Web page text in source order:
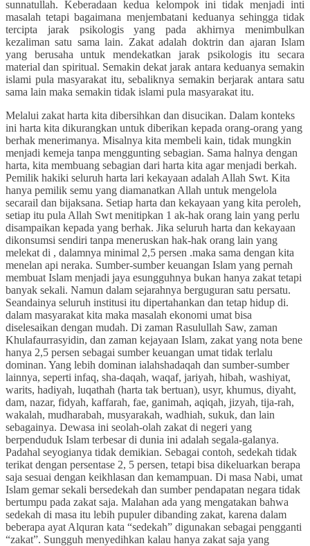
sunnatullah. Keberadaan kedua kelompok ini tidak menjadi inti
masalah tetapi bagaimana menjembatani keduanya sehingga tidak
tercipta jarak psikologis yang pada akhirnya menimbulkan
kezaliman satu sama lain. Zakat adalah doktrin dan ajaran Islam
yang berusaha untuk mendekatkan jarak psikologis itu secara
material dan spiritual. Semakin dekat jarak antara keduanya semakin
islami pula masyarakat itu, sebaliknya semakin berjarak antara satu
sama lain maka semakin tidak islami pula masyarakat itu.
Melalui zakat harta kita dibersihkan dan disucikan. Dalam konteks
ini harta kita dikurangkan untuk diberikan kepada orang-orang yang
berhak menerimanya. Misalnya kita membeli kain, tidak mungkin
menjadi kemeja tanpa menggunting sebagian. Sama halnya dengan
harta, kita membuang sebagian dari harta kita agar menjadi berkah.
Pemilik hakiki seluruh harta lari kekayaan adalah Allah Swt. Kita
hanya pemilik semu yang diamanatkan Allah untuk mengelola
secarail dan bijaksana. Setiap harta dan kekayaan yang kita peroleh,
setiap itu pula Allah Swt menitipkan 1 ak-hak orang lain yang perlu
disampaikan kepada yang berhak. Jika seluruh harta dan kekayaan
dikonsumsi sendiri tanpa meneruskan hak-hak orang lain yang
melekat di , dalamnya minimal 2,5 persen .maka sama dengan kita
menelan api neraka. Sumber-sumber keuangan Islam yang pernah
membuat Islam menjadi jaya esungguhnya bukan hanya zakat tetapi
banyak sekali. Namun dalam sejarahnya berguguran satu persatu.
Seandainya seluruh institusi itu dipertahankan dan tetap hidup di.
dalam masyarakat kita maka masalah ekonomi umat bisa
diselesaikan dengan mudah. Di zaman Rasulullah Saw, zaman
Khulafaurrasyidin, dan zaman kejayaan Islam, zakat yang nota bene
hanya 2,5 persen sebagai sumber keuangan umat tidak terlalu
dominan. Yang lebih dominan ialahshadaqah dan sumber-sumber
lainnya, seperti infaq, sha-daqah, waqaf, jariyah, hibah, washiyat,
warits, hadiyah, luqathah (harta tak bertuan), usyr, khumus, diyaht,
dam, nazar, fidyah, kaffarah, fae, ganimah, aqiqah, jizyah, tija-rah,
wakalah, mudharabah, musyarakah, wadhiah, sukuk, dan lain
sebagainya. Dewasa ini seolah-olah zakat di negeri yang
berpenduduk Islam terbesar di dunia ini adalah segala-galanya.
Padahal seyogianya tidak demikian. Sebagai contoh, sedekah tidak
terikat dengan persentase 2, 5 persen, tetapi bisa dikeluarkan berapa
saja sesuai dengan keikhlasan dan kemampuan. Di masa Nabi, umat
Islam gemar sekali bersedekah dan sumber pendapatan negara tidak
bertumpu pada zakat saja. Malahan ada yang mengatakan bahwa
sedekah di masa itu lebih pupuler dibanding zakat, karena dalam
beberapa ayat Alquran kata “sedekah” digunakan sebagai pengganti
“zakat”. Sungguh menyedihkan kalau hanya zakat saja yang